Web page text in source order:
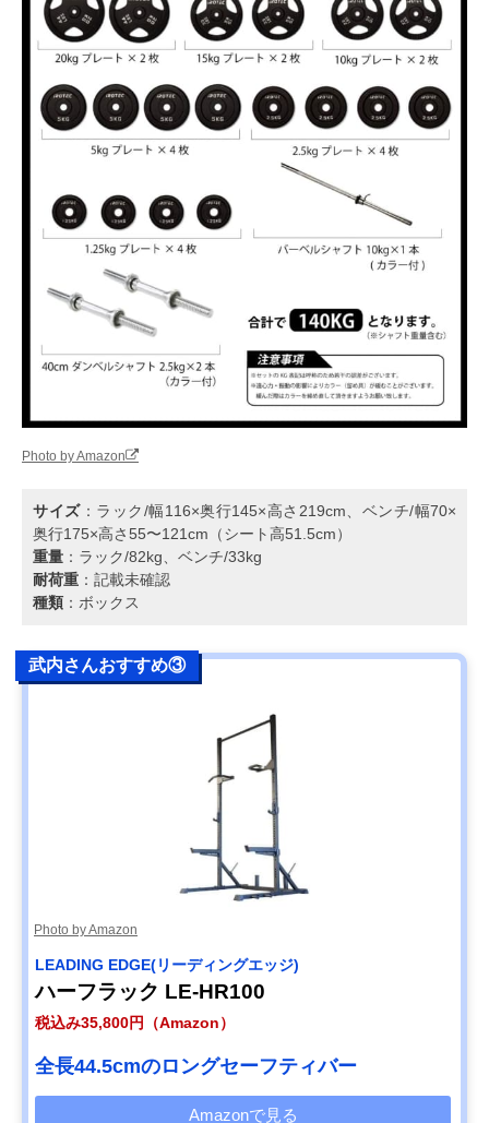
Photo by Amazon
サイズ：ラック/幅116×奥行145×高さ219cm、ベンチ/幅70×
奥行175×高さ55〜121cm（シート高51.5cm）
重量 ：ラック/82kg、ベンチ/33kg
耐荷重 ：記載未確認
種類 ：ボックス
武内さんおすすめ③
Photo by Amazon
LEADING EDGE(リーディングエッジ)
ハーフラック LE-HR100
税込み35,800円（Amazon）
全長44.5cmのロングセーフティバー
Amazonで見る